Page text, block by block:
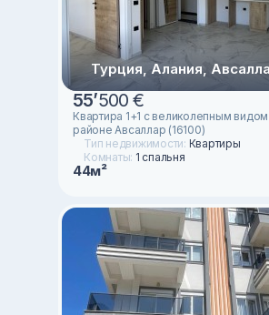
Турция, Алания,
55’500 €
Квартира 1+1 с великолепным
районе Авсаллар (16100)
Тип недвижимости: Квартиры
Комнаты: 1 спальня
44м²